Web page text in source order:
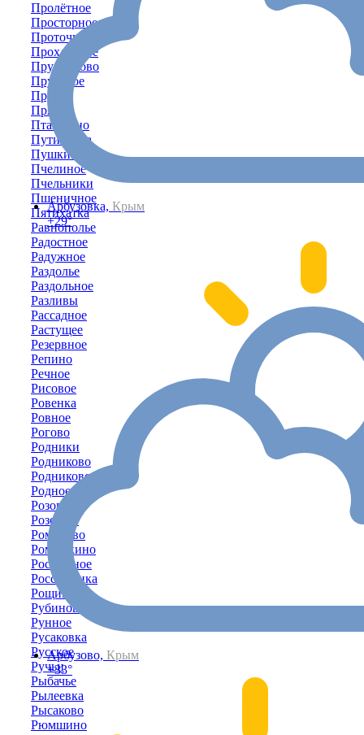
Арбузовка, Крым
+29°
Арбузово, Крым
+33°
Пролётное
Просторное
Проточное
Прохладное
Прудниково
Прудовое
Пруды
Прямое
Пташкино
Путиловка
Пушкино
Пчелиное
Пчельники
Пшеничное
Пятихатка
Равнополье
Радостное
Радужное
Раздолье
Раздольное
Разливы
Рассадное
Растущее
Резервное
Репино
Речное
Рисовое
Ровенка
Ровное
Рогово
Родники
Родниково
Родниковское
Родное
Розовое
Розовый
Романово
Ромашкино
Роскошное
Россошанка
Рощино
Рубиновка
Рунное
Русаковка
Русское
Ручьи
Рыбачье
Рылеевка
Рысаково
Рюмшино